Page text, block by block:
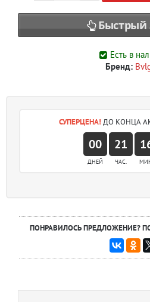
Быстрый
Есть в
Бренд:
СУПЕРЦЕНА! ДО КОНЦА
00 21
ДНЕЙ ЧАС.
ПОНРАВИЛОСЬ ПРЕДЛОЖЕНИЕ?